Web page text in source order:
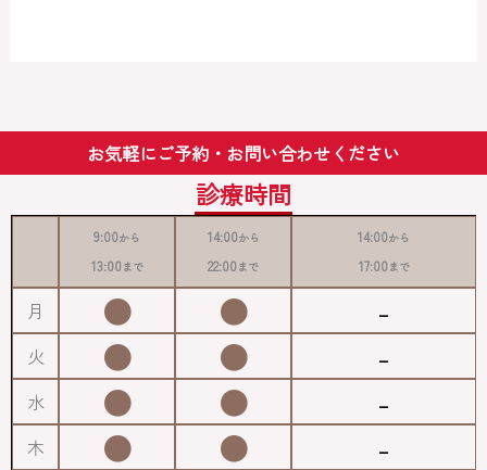
お気軽にご予約・お問い合わせください
診療時間
9:00から
13:00まで
14:00から
22:00まで
14:00から
17:00まで
月 ● ● -
火 ● ● -
水 ● ● -
木 ● ● -